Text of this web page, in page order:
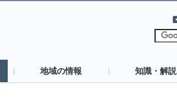
地域の情報 知識・解説